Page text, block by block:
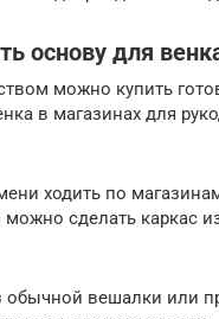
основу для
можно купить
в магазинах для
ходить по
можно сделать каркас
обычной вешалки или